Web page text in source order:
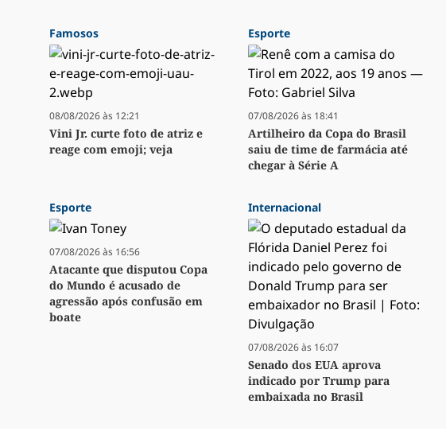
Famosos
08/08/2026 às 12:21
Vini Jr. curte foto de atriz e
reage com emoji; veja
Esporte
07/08/2026 às 18:41
Artilheiro da Copa do Brasil
saiu de time de farmácia até
chegar à Série A
Esporte
07/08/2026 às 16:56
Atacante que disputou Copa
do Mundo é acusado de
agressão após confusão em
boate
Internacional
07/08/2026 às 16:07
Senado dos EUA aprova
indicado por Trump para
embaixada no Brasil